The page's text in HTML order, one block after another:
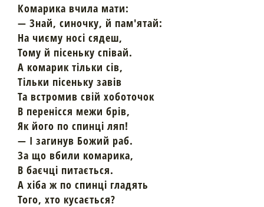
Комарика вчила мати:
— Знай, синочку, й пам'ятай:
На чиєму носі сядеш,
Тому й пісеньку співай.
А комарик тільки сів,
Тільки пісеньку завів
Та встромив свій хоботочок
В перенісся межи брів,
Як його по спинці ляп!
— І загинув Божий раб.
За що вбили комарика,
В баєчці питається.
А хіба ж по спинці гладять
Того, хто кусається?